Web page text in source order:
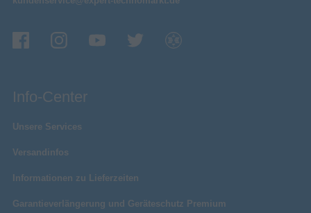
Info-Center
Unsere Services
Versandinfos
Informationen zu Lieferzeiten
Garantieverlängerung und Geräteschutz Premium